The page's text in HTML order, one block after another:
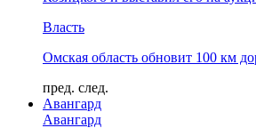
Власть
Омская область обновит 100 км
пред. след.
Авангард
Авангард